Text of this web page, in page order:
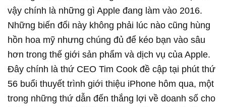
vậy chính là những gì Apple đang làm vào 2016.
Những biến đổi này không phải lúc nào cũng hùng
hồn hoa mỹ nhưng chúng đủ để kéo bạn vào sâu
hơn trong thế giới sản phẩm và dịch vụ của Apple.
Đây chính là thứ CEO Tim Cook đề cập tại phút thứ
56 buổi thuyết trình giới thiệu iPhone hôm qua, một
trong những thứ dẫn đến thắng lợi về doanh số cho